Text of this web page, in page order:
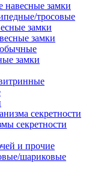
навесные замки
тросовые
замки
замки
замки
секретности
секретности
и прочие
шариковые